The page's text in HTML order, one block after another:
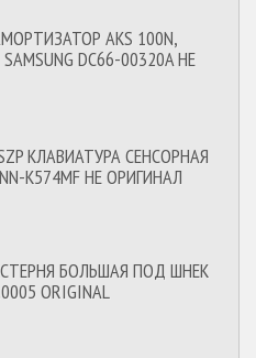
AKS 100N,
DC66-00320A НЕ
КЛАВИАТУРА СЕНСОРНАЯ
NN-K574MF НЕ ОРИГИНАЛ
БОЛЬШАЯ ПОД ШНЕК
ORIGINAL